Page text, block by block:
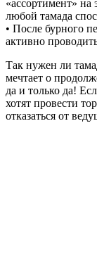
«ассортимент» на
любой тамада
• После бурного
активно
Так нужен ли
мечтает о
да и только да!
хотят провести
отказаться от